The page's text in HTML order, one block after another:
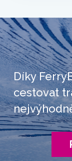
Díky
cestovat